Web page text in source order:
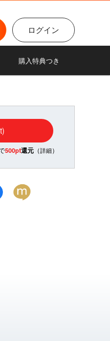
ログイン
購入特典つき
500pt還元（詳細）